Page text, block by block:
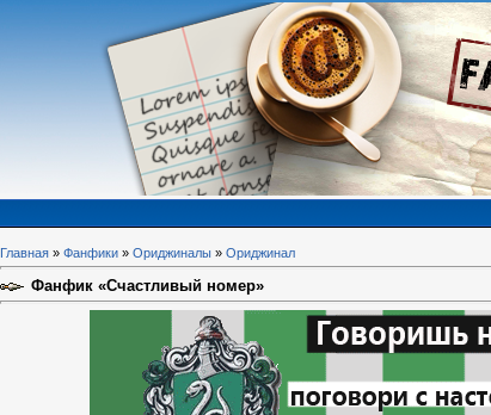
Главная » Фанфики » Ориджиналы » Ориджинал
Фанфик «Счастливый номер»